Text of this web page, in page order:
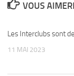
VOUS
Les Interclubs sont
11 MAI 2023